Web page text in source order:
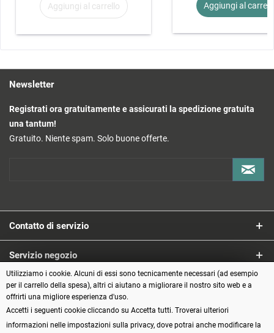
Aggiungi al carrello Aggiungi al
Newsletter
Registrati ora gratuitamente e assicurati la spedizione gratuita
una tantum!
Gratuito. Niente spam. Solo buone offerte.
Contatto di servizio
Servizio negozio
Informazioni
Metodi di pagamento
Utilizziamo i cookie. Alcuni di essi sono tecnicamente necessari (ad esempio
per il carrello della spesa), altri ci aiutano a migliorare il nostro sito web e a
offrirti una migliore esperienza d'uso.
Accetti i seguenti cookie cliccando su Accetta tutti. Troverai ulteriori
informazioni nelle impostazioni sulla privacy, dove potrai anche modificare la